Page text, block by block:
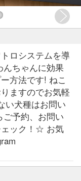
ロシステムを導
んちゃんに効果
方法です! ねこ
ますのでお気軽
い犬種はお問い
予約、お問い
ェック！☆ お気